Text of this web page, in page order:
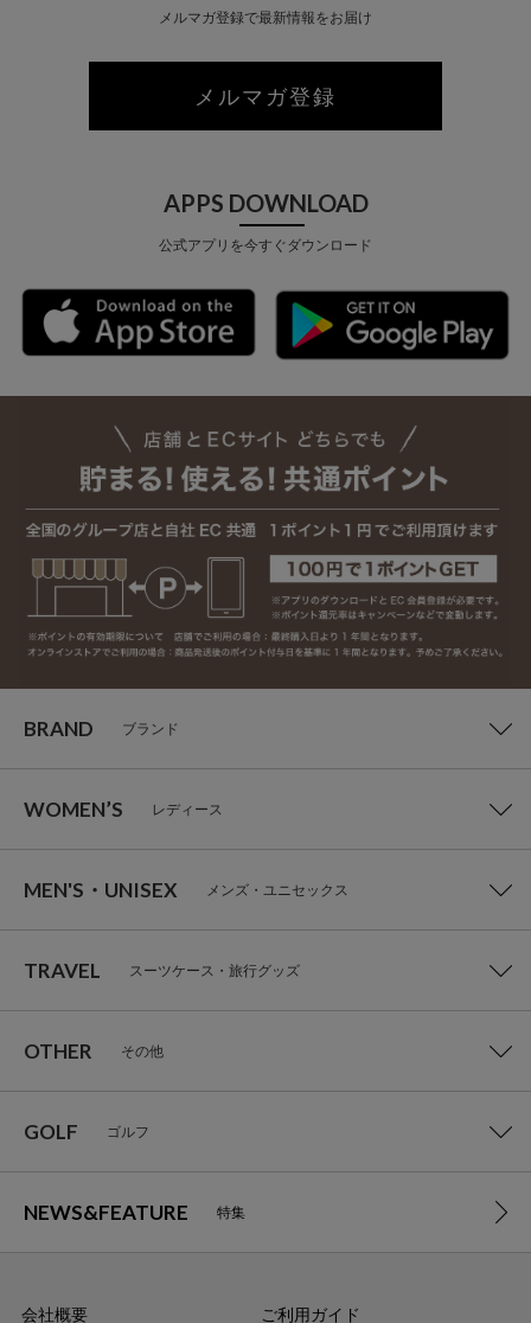
メルマガ登録で最新情報をお届け
メルマガ登録
APPS DOWNLOAD
公式アプリを今すぐダウンロード
BRAND ブランド
WOMEN’S レディース
MEN'S・UNISEX メンズ・ユニセックス
TRAVEL スーツケース・旅行グッズ
OTHER その他
GOLF ゴルフ
NEWS&FEATURE 特集
会社概要 ご利用ガイド